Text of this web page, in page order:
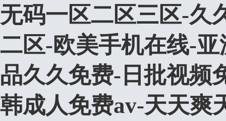
无码一区二区三区-久
二区-欧美手机在线-
品久久免费-日批视频
韩成人免费av-天天爽